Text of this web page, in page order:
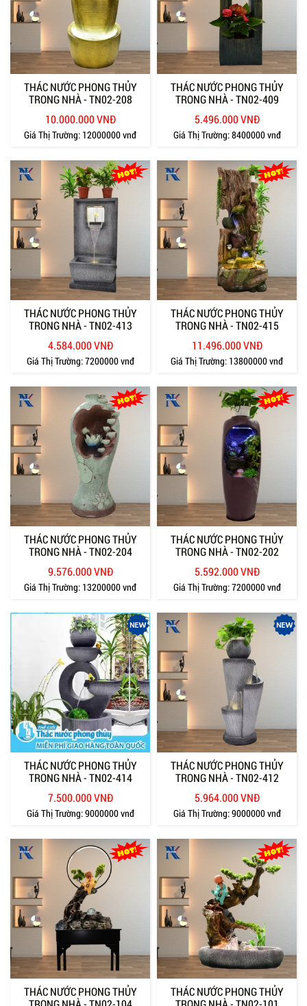
THÁC NƯỚC PHONG THỦY
TRONG NHÀ - TN02-208
10.000.000 VNĐ
Giá Thị Trường: 12000000 vnđ
THÁC NƯỚC PHONG THỦY
TRONG NHÀ - TN02-409
5.496.000 VNĐ
Giá Thị Trường:8400000 vnđ
THÁC NƯỚC PHONG THỦY
TRONG NHÀ - TN02-413
4.584.000 VNĐ
Giá Thị Trường:7200000 vnđ
THÁC NƯỚC PHONG THỦY
TRONG NHÀ - TN02-415
11.496.000 VNĐ
Giá Thị Trường: 13800000 vnđ
THÁC NƯỚC PHONG THỦY
TRONG NHÀ - TN02-204
9.576.000 VNĐ
Giá Thị Trường: 13200000 vnđ
THÁC NƯỚC PHONG THỦY
TRONG NHÀ - TN02-202
5.592.000 VNĐ
Giá Thị Trường:7200000 vnđ
THÁC NƯỚC PHONG THỦY
TRONG NHÀ - TN02-414
7.500.000 VNĐ
Giá Thị Trường:9000000 vnđ
THÁC NƯỚC PHONG THỦY
TRONG NHÀ - TN02-412
5.964.000 VNĐ
Giá Thị Trường:9000000 vnđ
THÁC NƯỚC PHONG THỦY
THÁC NƯỚC PHONG THỦY